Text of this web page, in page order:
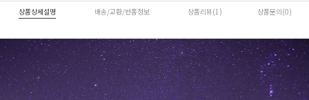
상품상세설명 배송/교환/반품정보 상품리뷰(1) 상품문의(0)